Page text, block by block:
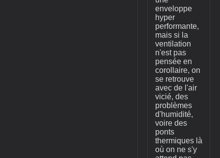
enveloppe
hyper
performante,
mais si la
ventilation
n'est pas
pensée en
corollaire, on
se retrouve
avec de l'air
vicié, des
problèmes
d'humidité,
voire des
ponts
thermiques là
où on ne s'y